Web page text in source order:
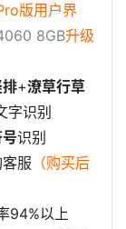
版用户界
8GB升级
排+潦草行草
字识别
识别
服 （购买后
94%以上